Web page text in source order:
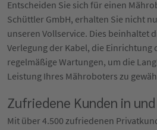
Entscheiden Sie sich für einen
Schüttler GmbH, erhalten Sie nicht
unseren Vollservice. Dies beinhaltet
Verlegung der Kabel, die Einrichtung
regelmäßige Wartungen, um die
Leistung Ihres Mähroboters zu
Zufriedene Kunden in
Mit über 4.500 zufriedenen